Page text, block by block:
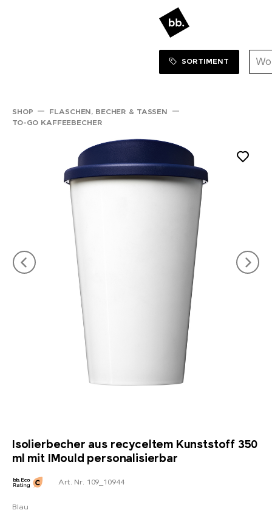
ZUM SHOP
SORTIMENT
SHOP
FLASCHEN, BECHER & TASSEN
TO-GO KAFFEEBECHER
Isolierbecher aus recyceltem Kunststoff 350
ml mit IMould personalisierbar
Art. Nr. 109_10944
Blau